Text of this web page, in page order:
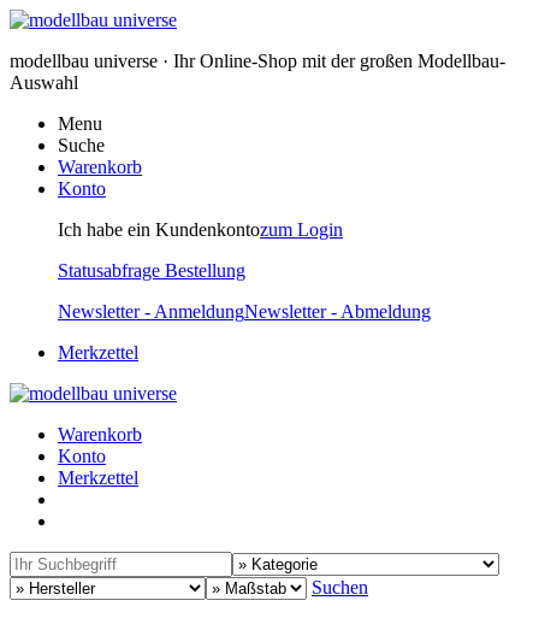
modellbau universe · Ihr Online-Shop mit der großen Modellbau-
Auswahl
Menu
Suche
Warenkorb
Konto
Ich habe ein Kundenkontozum Login
Statusabfrage Bestellung
Newsletter - AnmeldungNewsletter - Abmeldung
Merkzettel
Warenkorb
Konto
Merkzettel
Suchen